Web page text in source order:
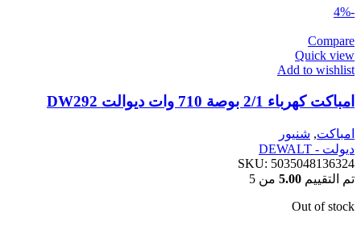
-4%
Compare
Quick view
Add to wishlist
امباكت كهرباء 2/1 بوصة 710 وات ديوالت DW292
امباكت, شنيور
ديولت - DEWALT
SKU: 5035048136324
تم التقييم 5.00 من 5
Out of stock